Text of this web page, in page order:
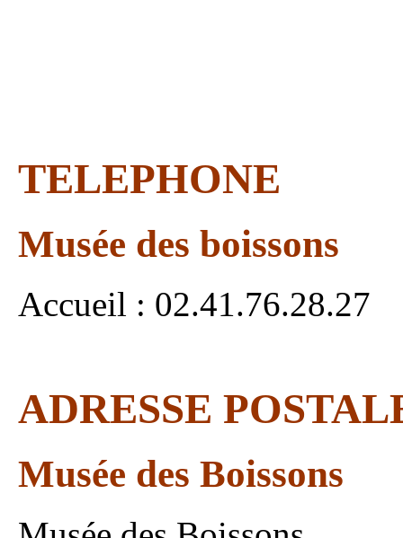
TELEPHONE
Musée des boissons
Accueil : 02.41.76.28.27
ADRESSE
Musée des Boissons